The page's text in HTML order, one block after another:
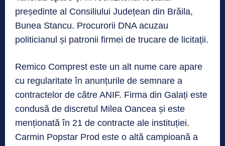
președinte al Consiliului Județean din Brăila,
Bunea Stancu. Procurorii DNA acuzau
politicianul și patronii firmei de trucare de licitații.
Remico Comprest este un alt nume care apare
cu regularitate în anunțurile de semnare a
contractelor de către ANIF. Firma din Galați este
condusă de discretul Milea Oancea și este
menționată în 21 de contracte ale instituției.
Carmin Popstar Prod este o altă campioană a